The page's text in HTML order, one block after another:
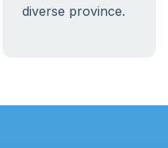
diverse province.